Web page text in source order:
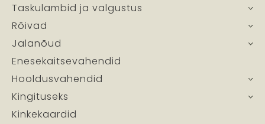
Taskulambid ja valgustus
Rõivad
Jalanõud
Enesekaitsevahendid
Hooldusvahendid
Kingituseks
Kinkekaardid